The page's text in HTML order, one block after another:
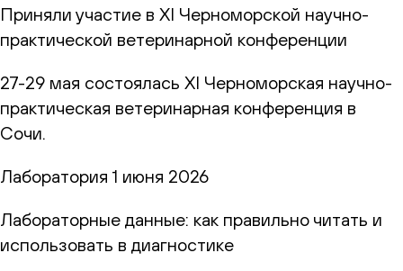
Приняли участие в XI Черноморской научно-
практической ветеринарной конференции
27-29 мая состоялась XI Черноморская научно-
практическая ветеринарная конференция в
Сочи.
Лаборатория 1 июня 2026
Лабораторные данные: как правильно читать и
использовать в диагностике